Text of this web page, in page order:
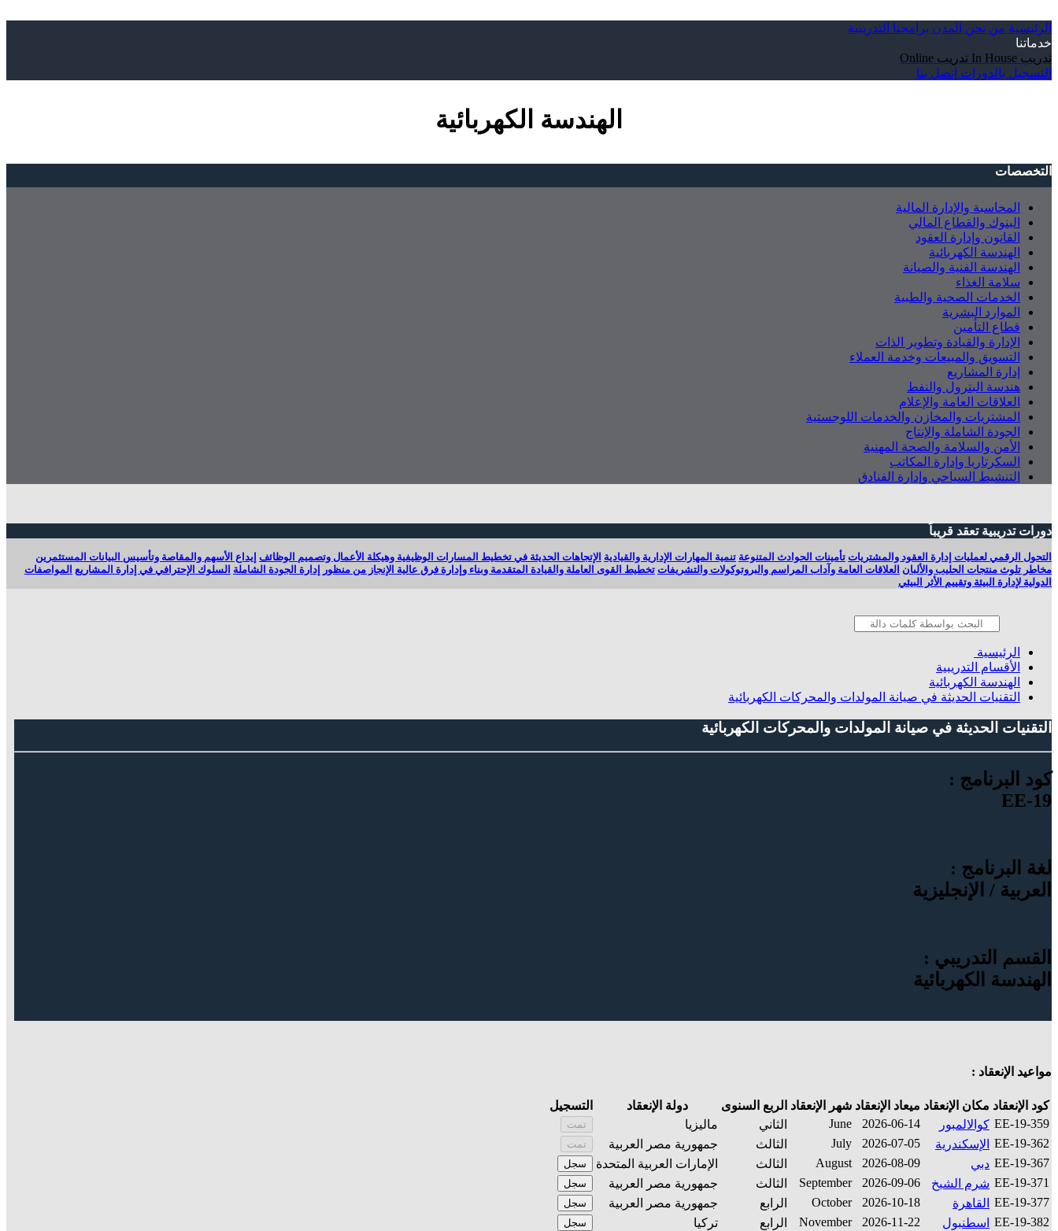
الرئيسية من نحن المدن برامجنا التدريبية
خدماتنا
تدريب In House
تدريب Online
التسجيل بالدورات إتصل بنا
الهندسة الكهربائية
التخصصات
المحاسبة والإدارة المالية
البنوك والقطاع المالي
القانون وإدارة العقود
الهندسة الكهربائية
الهندسة الفنية والصيانة
سلامة الغذاء
الخدمات الصحية والطبية
الموارد البشرية
قطاع التأمين
الإدارة والقيادة وتطوير الذات
التسويق والمبيعات وخدمة العملاء
إدارة المشاريع
هندسة البترول والنفط
العلاقات العامة والإعلام
المشتريات والمخازن والخدمات اللوجستية
الجودة الشاملة والإنتاج
الأمن والسلامة والصحة المهنية
السكرتاريا وإدارة المكاتب
التنشيط السياحي وإدارة الفنادق
دورات تدريبية تعقد قريباً
التحول الرقمي لعمليات إدارة العقود والمشتريات تأمينات الحوادث المتنوعة تنمية المهارات الإدارية والقيادية الإتجاهات الحديثة في تخطيط المسارات الوظيفية وهيكلة الأعمال وتصميم الوظائف إيداع الأسهم والمقاصة وتأسيس البيانات المستثمرين
مخاطر تلوث منتجات الحليب والألبان العلاقات العامة وآداب المراسم والبروتوكولات والتشريفات تخطيط القوى العاملة والقيادة المتقدمة وبناء وإدارة فرق عالية الإنجاز من منظور إدارة الجودة الشاملة السلوك الإحترافي في إدارة المشاريع المواصفات
الدولية لإدارة البيئة وتقييم الأثر البيئي
الرئيسية
الأقسام التدريبية
الهندسة الكهربائية
التقنيات الحديثة في صيانة المولدات والمحركات الكهربائية
التقنيات الحديثة في صيانة المولدات والمحركات الكهربائية
كود البرنامج :
EE-19
لغة البرنامج :
العربية / الإنجليزية
القسم التدريبي :
الهندسة الكهربائية
مواعيد الإنعقاد :
كود الإنعقاد مكان الإنعقاد ميعاد الإنعقاد شهر الإنعقاد الربع السنوى دولة الإنعقاد
التسجيل
EE-19-359 كوالالمبور 2026-06-14
June الثاني ماليزيا تمت
EE-19-362 الإسكندرية 2026-07-05
July الثالث جمهورية مصر العربية تمت
EE-19-367 دبي 2026-08-09
August الثالث الإمارات العربية المتحدة سجل
EE-19-371 شرم الشيخ 2026-09-06
September الثالث جمهورية مصر العربية سجل
EE-19-377 القاهرة 2026-10-18
October الرابع جمهورية مصر العربية سجل
EE-19-382 اسطنبول 2026-11-22
November الرابع تركيا سجل